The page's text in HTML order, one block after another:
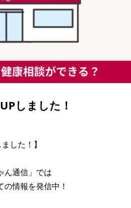
しました！
した！】
ん通信」では
情報を発信中！